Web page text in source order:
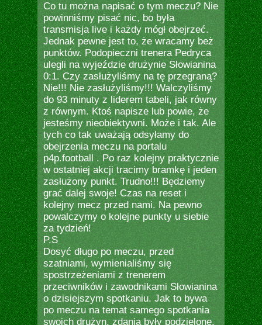
Co tu można napisać o tym meczu? Nie
powinniśmy pisać nic, bo była
transmisja live i każdy mógł obejrzeć.
Jednak pewne jest to, że wracamy beż
punktów. Podopieczni trenera Pedryca
ulegli na wyjeździe drużynie Słowianina
0:1. Czy zasłużyliśmy na tę przegraną?
Nie!!! Nie zasłużyliśmy!!! Walczyliśmy
do 93 minuty z liderem tabeli, jak równy
z równym. Ktoś napisze lub powie, że
jesteśmy nieobiektywni. Może i tak. Ale
tych co tak uważają odsyłamy do
obejrzenia meczu na portalu
p4p.football . Po raz kolejny praktycznie
w ostatniej akcji tracimy bramkę i jeden
zasłużony punkt. Trudno!!! Będziemy
grać dalej swoje! Czas na reset i
kolejny mecz przed nami. Na pewno
powalczymy o kolejne punkty u siebie
za tydzień!
P.S
Dosyć długo po meczu, przed
szatniami, wymienialiśmy się
spostrzeżeniami z trenerem
przeciwników i zawodnikami Słowianina
o dzisiejszym spotkaniu. Jak to bywa
po meczu na temat samego spotkania
swoich drużyn, zdania były podzielone.